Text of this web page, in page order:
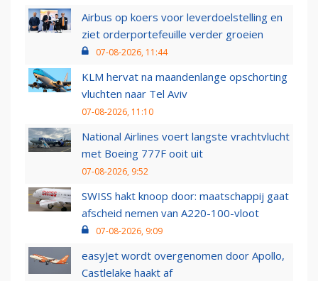
Airbus op koers voor leverdoelstelling en
ziet orderportefeuille verder groeien
07-08-2026, 11:44
KLM hervat na maandenlange opschorting
vluchten naar Tel Aviv
07-08-2026, 11:10
National Airlines voert langste vrachtvlucht
met Boeing 777F ooit uit
07-08-2026, 9:52
SWISS hakt knoop door: maatschappij gaat
afscheid nemen van A220-100-vloot
07-08-2026, 9:09
easyJet wordt overgenomen door Apollo,
Castlelake haakt af